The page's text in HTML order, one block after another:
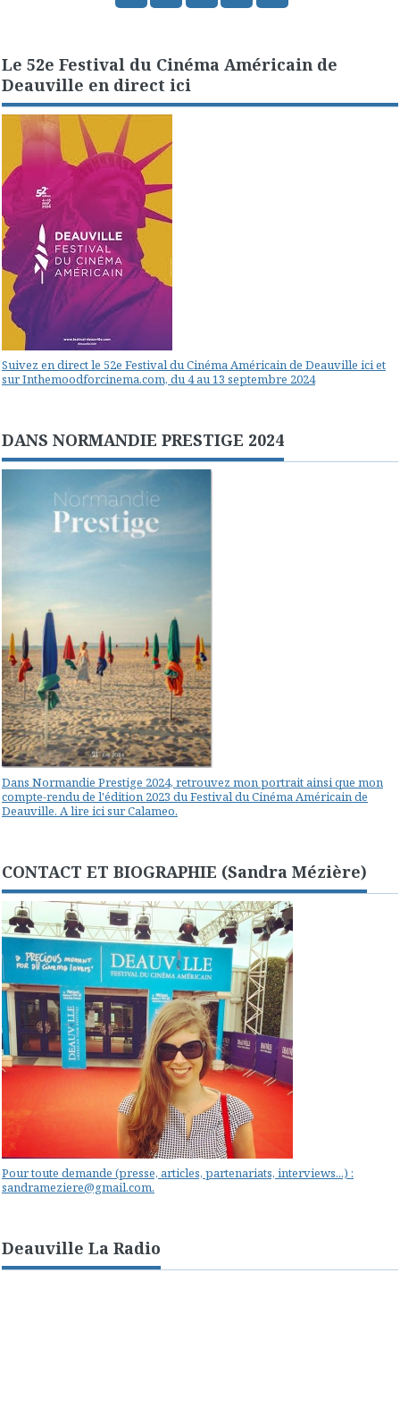
Le 52e Festival du Cinéma Américain de
Deauville en direct ici
Suivez en direct le 52e Festival du Cinéma Américain de Deauville ici et
sur Inthemoodforcinema.com, du 4 au 13 septembre 2024
DANS NORMANDIE PRESTIGE 2024
Dans Normandie Prestige 2024, retrouvez mon portrait ainsi que mon
compte-rendu de l'édition 2023 du Festival du Cinéma Américain de
Deauville. A lire ici sur Calameo.
CONTACT ET BIOGRAPHIE (Sandra Mézière)
Pour toute demande (presse, articles, partenariats, interviews...) :
sandrameziere@gmail.com.
Deauville La Radio